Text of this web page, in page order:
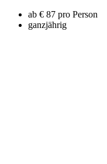
ab € 87 pro Person
ganzjährig